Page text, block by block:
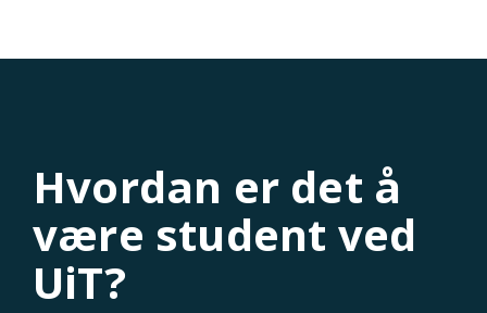
Hvordan er det å
være student ved
UiT?